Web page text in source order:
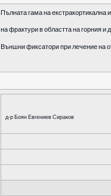
Пълната гама на екстракортикална
на фрактури в областта на горния и
Външни фиксатори при лечение на
д-р Боян Евгениев Сираков